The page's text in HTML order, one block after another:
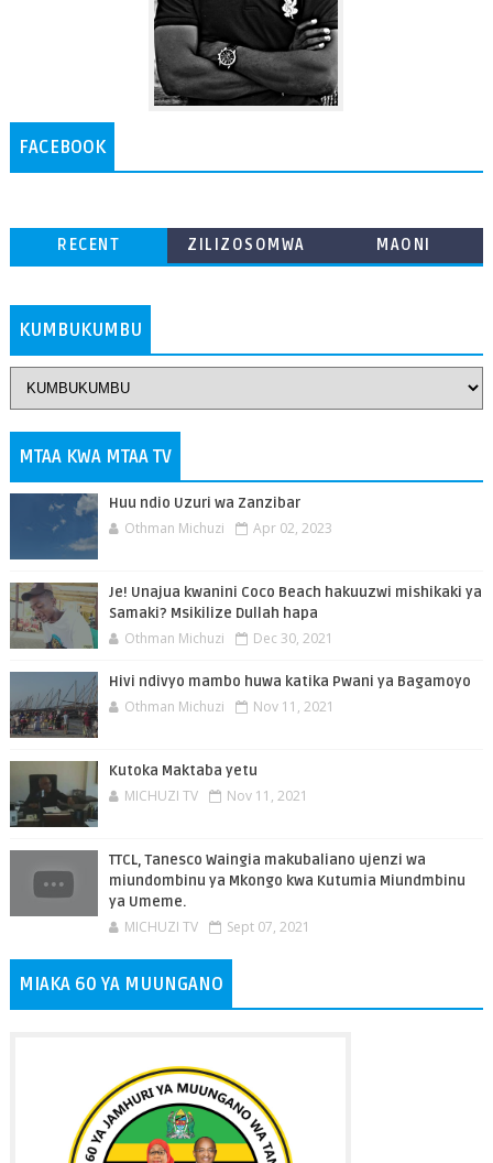
FACEBOOK
RECENT
ZILIZOSOMWA
MAONI
KUMBUKUMBU
MTAA KWA MTAA TV
Huu ndio Uzuri wa Zanzibar
Othman Michuzi Apr 02, 2023
Je! Unajua kwanini Coco Beach hakuuzwi mishikaki ya
Samaki? Msikilize Dullah hapa
Othman Michuzi Dec 30, 2021
Hivi ndivyo mambo huwa katika Pwani ya Bagamoyo
Othman Michuzi Nov 11, 2021
Kutoka Maktaba yetu
MICHUZI TV Nov 11, 2021
TTCL, Tanesco Waingia makubaliano ujenzi wa
miundombinu ya Mkongo kwa Kutumia Miundmbinu
ya Umeme.
MICHUZI TV Sept 07, 2021
MIAKA 60 YA MUUNGANO